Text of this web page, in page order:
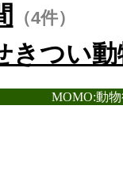
（4件）
きつい動
MOMO:動